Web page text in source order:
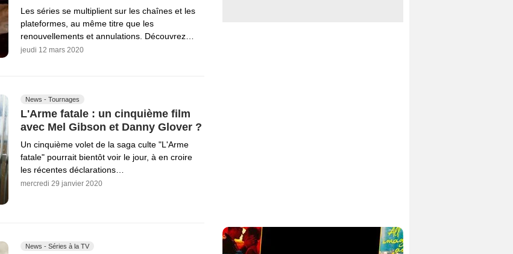
Les séries se multiplient sur les chaînes et les
plateformes, au même titre que les
renouvellements et annulations. Découvrez…
jeudi 12 mars 2020
News - Tournages
L'Arme fatale : un cinquième film
avec Mel Gibson et Danny Glover ?
Un cinquième volet de la saga culte "L'Arme
fatale" pourrait bientôt voir le jour, à en croire
les récentes déclarations…
mercredi 29 janvier 2020
News - Séries à la TV